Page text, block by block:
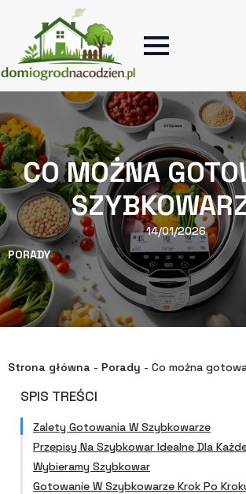
CO MOŻNA
14/01/2026
PORADY
Strona główna - Porady - Co można
SPIS TREŚCI
Zalety Gotowania W Szybkowarze
Przepisy Na Szybkowar Idealne Dla
Wybieramy Szybkowar
Gotowanie W Szybkowarze Krok Po